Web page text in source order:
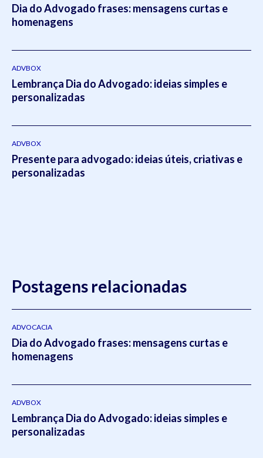
Dia do Advogado frases: mensagens curtas e
homenagens
ADVBOX
Lembrança Dia do Advogado: ideias simples e
personalizadas
ADVBOX
Presente para advogado: ideias úteis, criativas e
personalizadas
Postagens relacionadas
ADVOCACIA
Dia do Advogado frases: mensagens curtas e
homenagens
ADVBOX
Lembrança Dia do Advogado: ideias simples e
personalizadas